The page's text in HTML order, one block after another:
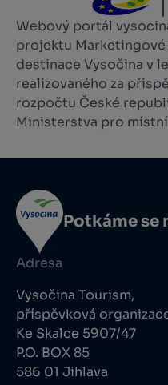
Webový portál
projektu
destinace Vysočina v
realizovaného za
rozpočtu České
Ministerstva pro
Potkáme se
Adresa
Vysočina Tourism,
příspěvková
Ke Skalce 5907/47
P.O. BOX 85
586 01 Jihlava